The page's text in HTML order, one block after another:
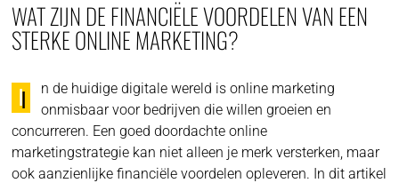
WAT ZIJN DE FINANCIËLE VOORDELEN VAN EEN
STERKE ONLINE MARKETING?
I
n de huidige digitale wereld is online marketing
onmisbaar voor bedrijven die willen groeien en
concurreren. Een goed doordachte online
marketingstrategie kan niet alleen je merk versterken, maar
ook aanzienlijke financiële voordelen opleveren. In dit artikel